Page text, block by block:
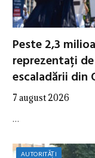
Peste 2,3
reprezentați
escaladării din
7 august 2026
…
AUTORITĂȚI